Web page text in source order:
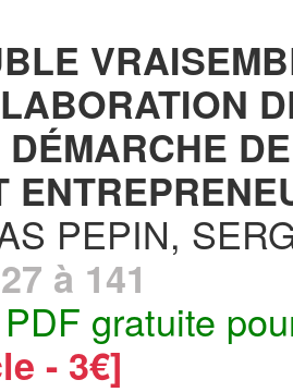
PEPIN,
à 141
gratuite
- 3€]